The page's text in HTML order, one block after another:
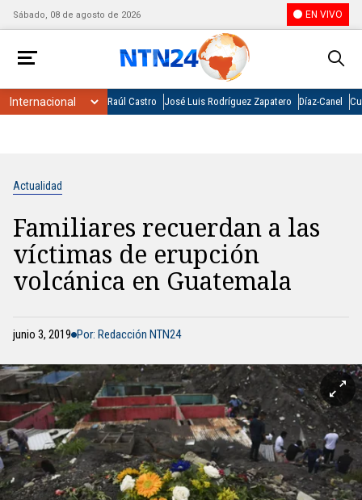
Sábado, 08 de agosto de 2026 EN VIVO
Raúl Castro José Luis Rodríguez Zapatero Díaz-Canel
Actualidad
Familiares recuerdan a las
víctimas de erupción
volcánica en Guatemala
junio 3, 2019 Por: Redacción NTN24